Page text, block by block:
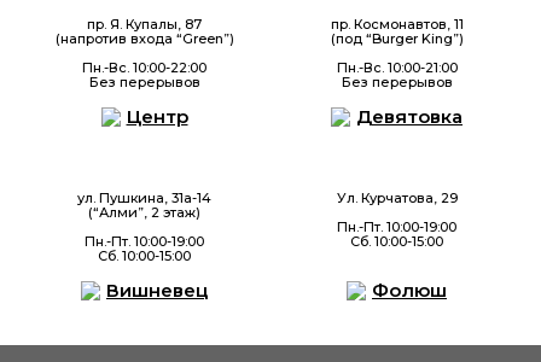
пр. Я. Купалы, 87
(напротив входа “Green”)
Пн.-Вс. 10:00-22:00
Без перерывов
пр. Космонавтов, 11
(под “Burger King”)
Пн.-Вс. 10:00-21:00
Без перерывов
Центр
ул. Пушкина, 31а-14
(“Алми”, 2 этаж)
Пн.-Пт. 10:00-19:00
Сб. 10:00-15:00
Девятовка
Ул. Курчатова, 29
Пн.-Пт. 10:00-19:00
Сб. 10:00-15:00
Вишневец Фолюш